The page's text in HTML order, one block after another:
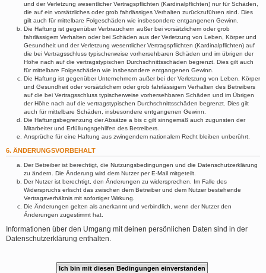
und der Verletzung wesentlicher Vertragspflichten (Kardinalpflichten) nur für Schäden,
die auf ein vorsätzliches oder grob fahrlässiges Verhalten zurückzuführen sind. Dies
gilt auch für mittelbare Folgeschäden wie insbesondere entgangenen Gewinn.
Die Haftung ist gegenüber Verbrauchern außer bei vorsätzlichem oder grob
fahrlässigem Verhalten oder bei Schäden aus der Verletzung von Leben, Körper und
Gesundheit und der Verletzung wesentlicher Vertragspflichten (Kardinalpflichten) auf
die bei Vertragsschluss typischerweise vorhersehbaren Schäden und im übrigen der
Höhe nach auf die vertragstypischen Durchschnittsschäden begrenzt. Dies gilt auch
für mittelbare Folgeschäden wie insbesondere entgangenen Gewinn.
Die Haftung ist gegenüber Unternehmern außer bei der Verletzung von Leben, Körper
und Gesundheit oder vorsätzlichem oder grob fahrlässigem Verhalten des Betreibers
auf die bei Vertragsschluss typischerweise vorhersehbaren Schäden und im Übrigen
der Höhe nach auf die vertragstypischen Durchschnittsschäden begrenzt. Dies gilt
auch für mittelbare Schäden, insbesondere entgangenen Gewinn.
Die Haftungsbegrenzung der Absätze a bis c gilt sinngemäß auch zugunsten der
Mitarbeiter und Erfüllungsgehilfen des Betreibers.
Ansprüche für eine Haftung aus zwingendem nationalem Recht bleiben unberührt.
6. ÄNDERUNGSVORBEHALT
Der Betreiber ist berechtigt, die Nutzungsbedingungen und die Datenschutzerklärung
zu ändern. Die Änderung wird dem Nutzer per E-Mail mitgeteilt.
Der Nutzer ist berechtigt, den Änderungen zu widersprechen. Im Falle des
Widerspruchs erlischt das zwischen dem Betreiber und dem Nutzer bestehende
Vertragsverhältnis mit sofortiger Wirkung.
Die Änderungen gelten als anerkannt und verbindlich, wenn der Nutzer den
Änderungen zugestimmt hat.
Informationen über den Umgang mit deinen persönlichen Daten sind in der
Datenschutzerklärung enthalten.